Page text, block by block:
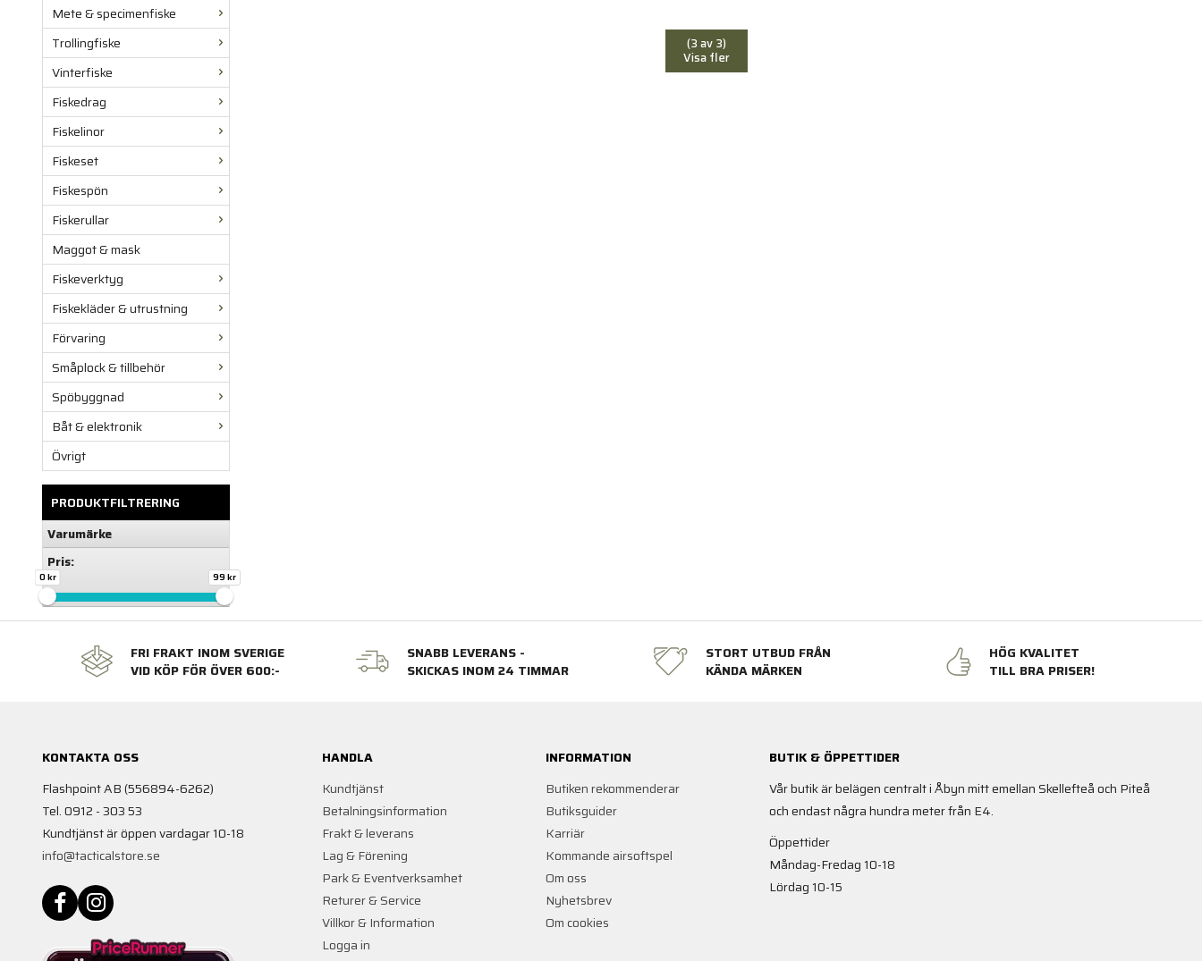
Mete & specimenfiske
Trollingfiske
Vinterfiske
Fiskedrag
Fiskelinor
Fiskeset
Fiskespön
Fiskerullar
Maggot & mask
Fiskeverktyg
Fiskekläder & utrustning
Förvaring
Småplock & tillbehör
Spöbyggnad
Båt & elektronik
Övrigt
PRODUKTFILTRERING
Varumärke
Pris:
0 kr 99 kr
(3 av 3)
Visa fler
FRI FRAKT INOM SVERIGE
VID KÖP FÖR ÖVER 600:-
SNABB LEVERANS -
SKICKAS INOM 24 TIMMAR
STORT UTBUD FRÅN
KÄNDA MÄRKEN
HÖG KVALITET
TILL BRA PRISER!
KONTAKTA OSS
Flashpoint AB (556894-6262)
Tel. 0912 - 303 53
Kundtjänst är öppen vardagar 10-18
info@tacticalstore.se
HANDLA
Kundtjänst
Betalningsinformation
Frakt & leverans
Lag & Förening
Park & Eventverksamhet
Returer & Service
Villkor & Information
Logga in
INFORMATION
Butiken rekommenderar
Butiksguider
Karriär
Kommande airsoftspel
Om oss
Nyhetsbrev
Om cookies
BUTIK & ÖPPETTIDER
Vår butik är belägen centralt i Åbyn mitt emellan Skellefteå och Piteå
och endast några hundra meter från E4.
Öppettider
Måndag-Fredag 10-18
Lördag 10-15